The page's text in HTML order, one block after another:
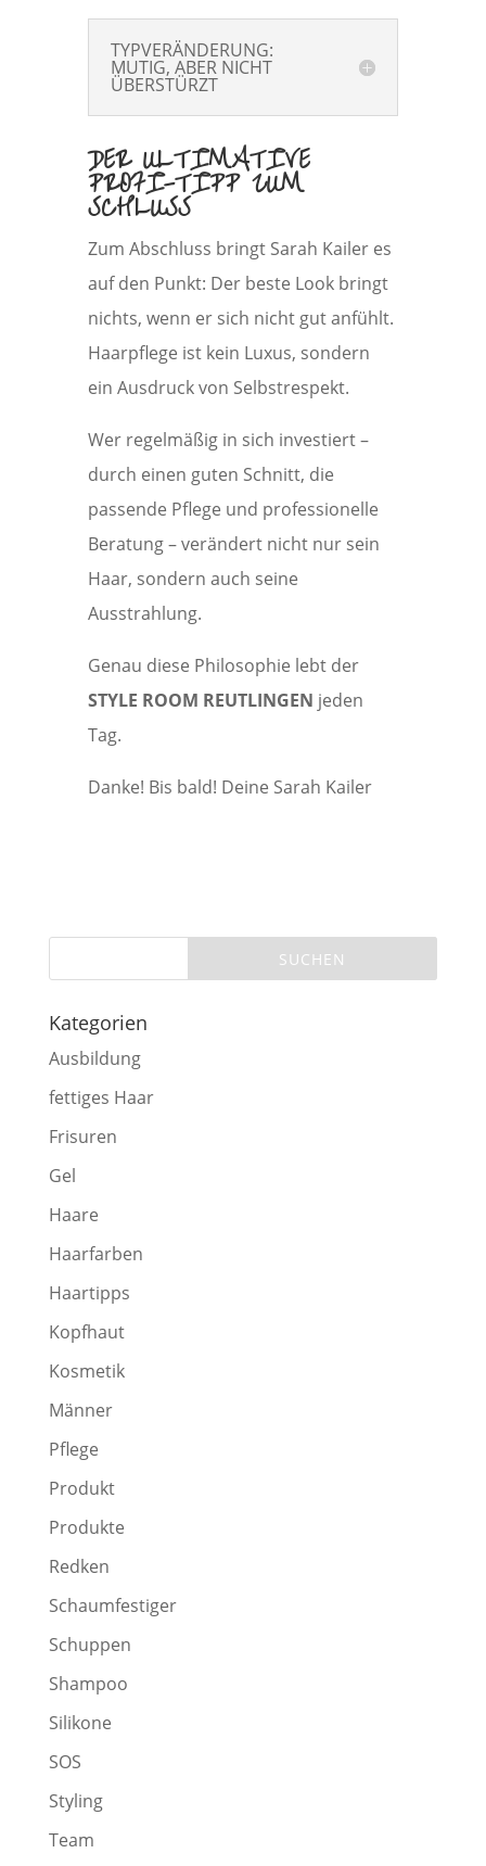
TYPVERÄNDERUNG:
MUTIG, ABER NICHT
ÜBERSTÜRZT
DER ULTIMATIVE
PROFI-TIPP ZUM
SCHLUSS
Zum Abschluss bringt Sarah Kailer es
auf den Punkt: Der beste Look bringt
nichts, wenn er sich nicht gut anfühlt.
Haarpflege ist kein Luxus, sondern
ein Ausdruck von Selbstrespekt.
Wer regelmäßig in sich investiert –
durch einen guten Schnitt, die
passende Pflege und professionelle
Beratung – verändert nicht nur sein
Haar, sondern auch seine
Ausstrahlung.
Genau diese Philosophie lebt der
STYLE ROOM REUTLINGEN jeden
Tag.
Danke! Bis bald! Deine Sarah Kailer
Kategorien
Ausbildung
fettiges Haar
Frisuren
Gel
Haare
Haarfarben
Haartipps
Kopfhaut
Kosmetik
Männer
Pflege
Produkt
Produkte
Redken
Schaumfestiger
Schuppen
Shampoo
Silikone
SOS
Styling
Team